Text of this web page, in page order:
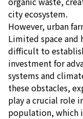
city ecosystem.
However, urban
Limited space and
difficult to
investment for
systems and
these obstacles,
play a crucial role
population, which